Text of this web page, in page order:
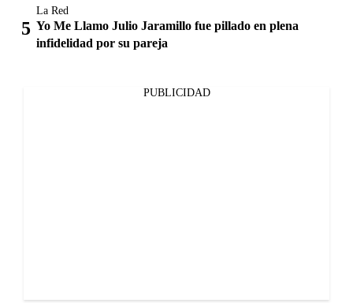
La Red
Yo Me Llamo Julio Jaramillo fue pillado en plena
infidelidad por su pareja
PUBLICIDAD